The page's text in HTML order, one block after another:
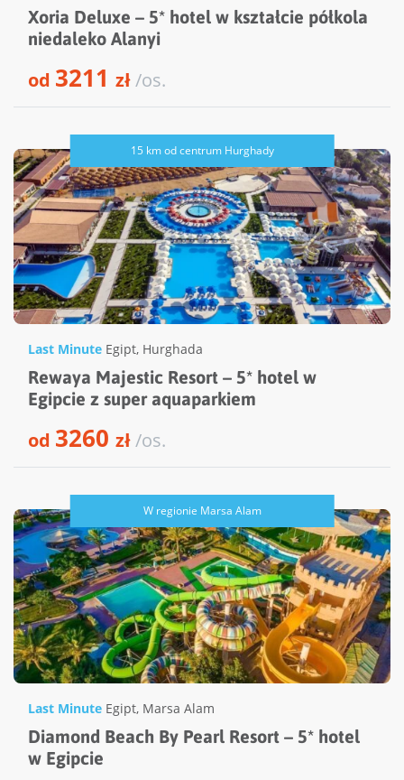
Xoria Deluxe – 5* hotel w kształcie półkola
niedaleko Alanyi
od 3211 zł/os.
15 km od centrum Hurghady
Last Minute Egipt, Hurghada
Rewaya Majestic Resort – 5* hotel w
Egipcie z super aquaparkiem
od 3260 zł/os.
W regionie Marsa Alam
Last Minute Egipt, Marsa Alam
Diamond Beach By Pearl Resort – 5* hotel
w Egipcie